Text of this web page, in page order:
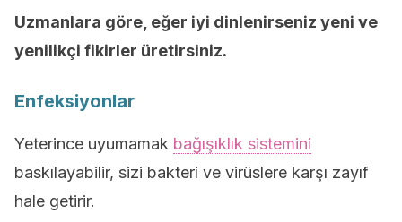
Uzmanlara göre, eğer iyi dinlenirseniz yeni ve
yenilikçi fikirler üretirsiniz.
Enfeksiyonlar
Yeterince uyumamak bağışıklık sistemini
baskılayabilir, sizi bakteri ve virüslere karşı zayıf
hale getirir.